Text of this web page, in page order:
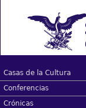
Casas de la Cultura
Conferencias
Crónicas